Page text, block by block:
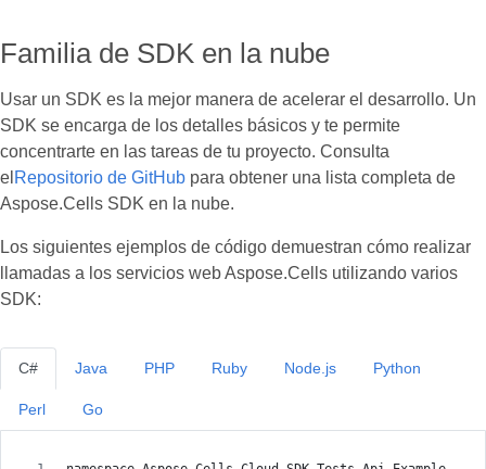
Familia de SDK en la nube
Usar un SDK es la mejor manera de acelerar el desarrollo. Un
SDK se encarga de los detalles básicos y te permite
concentrarte en las tareas de tu proyecto. Consulta
el Repositorio de GitHub para obtener una lista completa de
Aspose.Cells SDK en la nube.
Los siguientes ejemplos de código demuestran cómo realizar
llamadas a los servicios web Aspose.Cells utilizando varios
SDK:
C# Java PHP Ruby Node.js Python
Perl Go